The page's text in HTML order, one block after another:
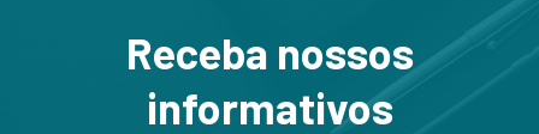
Receba nossos
informativos